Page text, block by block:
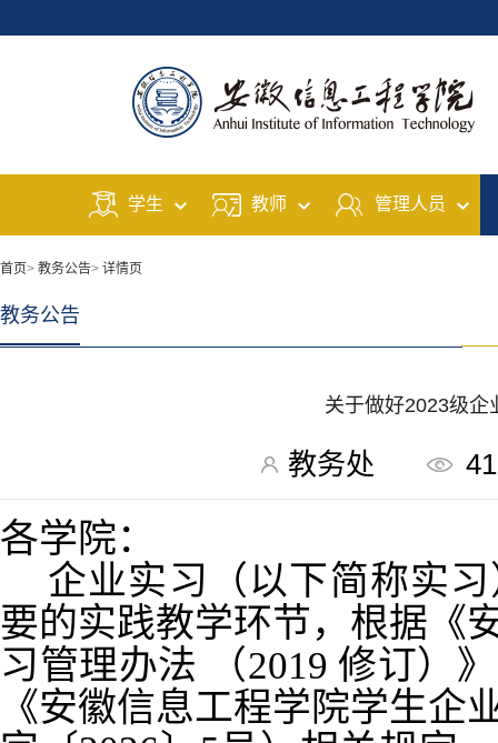
学生 教师 管理人员
首页> 教务公告> 详情页
教务公告
关于做好2023级企
教务处
各学院：
企业实习（以下简称实
要的实践教学环节，根据《
习管理办法
（2019 修订）
《安徽信息工程学院学生企